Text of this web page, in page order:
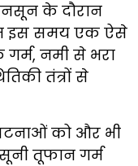
के दौरान
इस समय एक ऐसे
गर्म, नमी से भरा
तंत्रों से
को और भी
तूफान गर्म